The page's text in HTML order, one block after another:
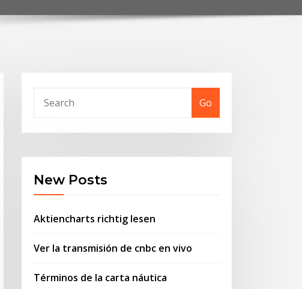
Go
New Posts
Aktiencharts richtig lesen
Ver la transmisión de cnbc en vivo
Términos de la carta náutica